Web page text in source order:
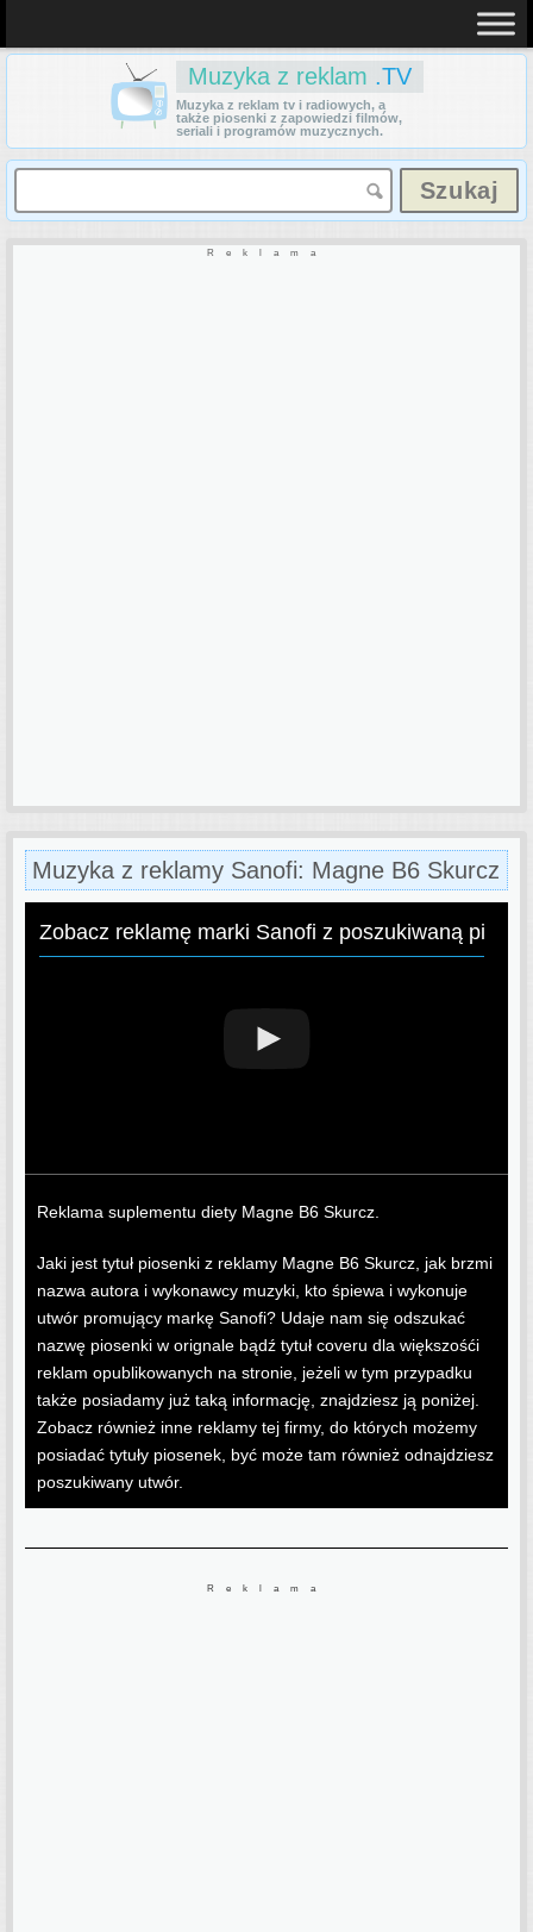
Muzyka z reklam .TV
Muzyka z reklam tv i radiowych, a
także piosenki z zapowiedzi filmów,
seriali i programów muzycznych.
Reklama
Muzyka z reklamy Sanofi: Magne B6 Skurcz
Zobacz reklamę marki Sanofi z poszukiwaną
Reklama suplementu diety Magne B6 Skurcz.
Jaki jest tytuł piosenki z reklamy Magne B6 Skurcz, jak brzmi
nazwa autora i wykonawcy muzyki, kto śpiewa i wykonuje
utwór promujący markę Sanofi? Udaje nam się odszukać
nazwę piosenki w orignale bądź tytuł coveru dla większośći
reklam opublikowanych na stronie, jeżeli w tym przypadku
także posiadamy już taką informację, znajdziesz ją poniżej.
Zobacz również inne reklamy tej firmy, do których możemy
posiadać tytuły piosenek, być może tam również odnajdziesz
poszukiwany utwór.
Reklama